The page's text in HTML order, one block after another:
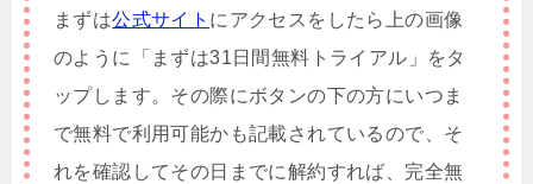
まずは公式サイト にアクセスをしたら上の画像
のように「まずは31日間無料トライアル」をタ
ップします。その際にボタンの下の方にいつま
で無料で利用可能かも記載されているので、そ
れを確認してその日までに解約すれば、完全無